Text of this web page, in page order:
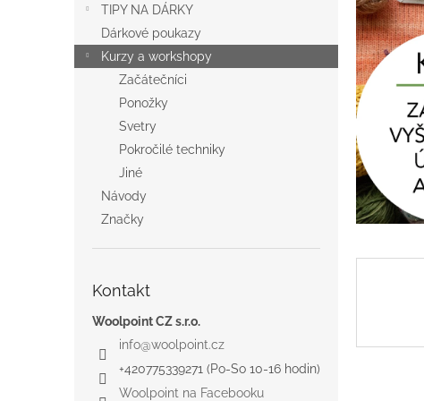
e
l
TIPY NA DÁRKY
Dárkové poukazy
Kurzy a workshopy
Začátečníci
Ponožky
Svetry
Pokročilé techniky
Jiné
Návody
Značky
Kontakt
Woolpoint CZ s.r.o.
info@woolpoint.cz
+420775339271 (Po-So 10-16 hodin)
Woolpoint na Facebooku